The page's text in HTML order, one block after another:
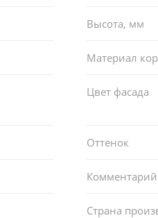
Высота, мм
Материал
Цвет фасада
Оттенок
Комментарий
Страна